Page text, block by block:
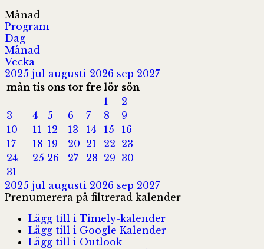
Månad
Program
Dag
Månad
Vecka
2025 jul augusti 2026 sep 2027
mån tis ons tor fre lör sön
1
2
3
4 5 6 7 8
9
10
11 12 13 14 15
16
17
18 19 20 21 22 23
24
25 26 27 28 29 30
31
2025 jul augusti 2026 sep 2027
Prenumerera på filtrerad kalender
Lägg till i Timely-kalender
Lägg till i Google Kalender
Lägg till i Outlook